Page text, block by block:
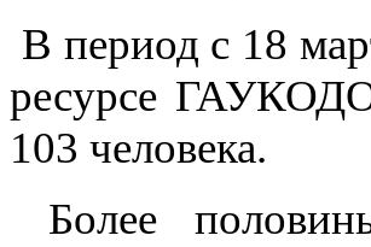
В период с 18
ресурсе
103 человека.
Более